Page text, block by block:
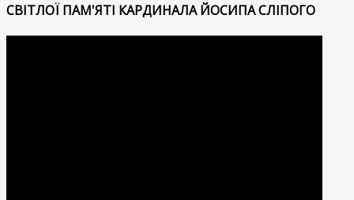
СВІТЛОЇ ПАМ'ЯТІ КАРДИНАЛА ЙОСИПА СЛІПОГО